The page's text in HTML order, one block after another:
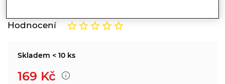
Hodnocení
Skladem < 10 ks
169 Kč